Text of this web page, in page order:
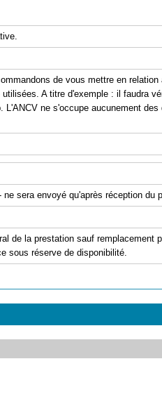
de vous mettre en relation
A titre d'exemple : il faudra
ne s'occupe aucunement
sera envoyé qu'après réception du
de la prestation sauf remplacement
sous réserve de disponibilité.